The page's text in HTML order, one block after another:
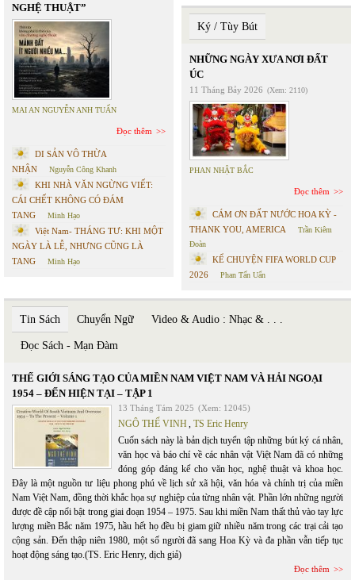
NGHỆ THUẬT”
MAI AN NGUYỄN ANH TUẤN
Đọc thêm
DI SẢN VÔ THỪA
NHẬN
Nguyễn Công Khanh
KHI NHÀ VĂN NGỪNG VIẾT:
CÁI CHẾT KHÔNG CÓ ĐÁM
TANG
Minh Hạo
Việt Nam- THÁNG TƯ: KHI MỘT
NGÀY LÀ LỄ, NHƯNG CŨNG LÀ
TANG
Minh Hạo
Ký / Tùy Bút
NHỮNG NGÀY XƯA NƠI ĐẤT
ÚC
11 Tháng Bảy 2026 (Xem: 2110)
PHAN NHẬT BẮC
Đọc thêm
CÁM ƠN ĐẤT NƯỚC HOA KỲ -
THANK YOU, AMERICA
Trần Kiêm
Đoàn
KỂ CHUYỆN FIFA WORLD CUP
2026
Phan Tấn Uẩn
Tin Sách Chuyển Ngữ Video & Audio : Nhạc & . . .
Đọc Sách - Mạn Đàm
THẾ GIỚI SÁNG TẠO CỦA MIỀN NAM VIỆT NAM VÀ HẢI NGOẠI
1954 – ĐẾN HIỆN TẠI – TẬP 1
13 Tháng Tám 2025 (Xem: 12045)
NGÔ THẾ VINH, TS Eric Henry
Cuốn sách này là bản dịch tuyển tập những bút ký cá nhân,
văn học và báo chí về các nhân vật Việt Nam đã có những
đóng góp đáng kể cho văn học, nghệ thuật và khoa học.
Đây là một nguồn tư liệu phong phú về lịch sử xã hội, văn hóa và chính trị của miền
Nam Việt Nam, đồng thời khắc họa sự nghiệp của từng nhân vật. Phần lớn những người
được đề cập nổi bật trong giai đoạn 1954 – 1975. Sau khi miền Nam thất thủ vào tay lực
lượng miền Bắc năm 1975, hầu hết họ đều bị giam giữ nhiều năm trong các trại cải tạo
cộng sản. Đến thập niên 1980, một số người đã sang Hoa Kỳ và đa phần vẫn tiếp tục
hoạt động sáng tạo.(TS. Eric Henry, dịch giả)
Đọc thêm